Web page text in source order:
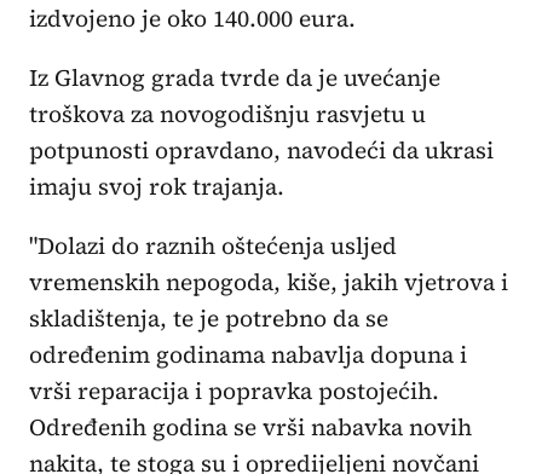
izdvojeno je oko 140.000 eura.
Iz Glavnog grada tvrde da je uvećanje
troškova za novogodišnju rasvjetu u
potpunosti opravdano, navodeći da ukrasi
imaju svoj rok trajanja.
"Dolazi do raznih oštećenja usljed
vremenskih nepogoda, kiše, jakih vjetrova i
skladištenja, te je potrebno da se
određenim godinama nabavlja dopuna i
vrši reparacija i popravka postojećih.
Određenih godina se vrši nabavka novih
nakita, te stoga su i opredijeljeni novčani